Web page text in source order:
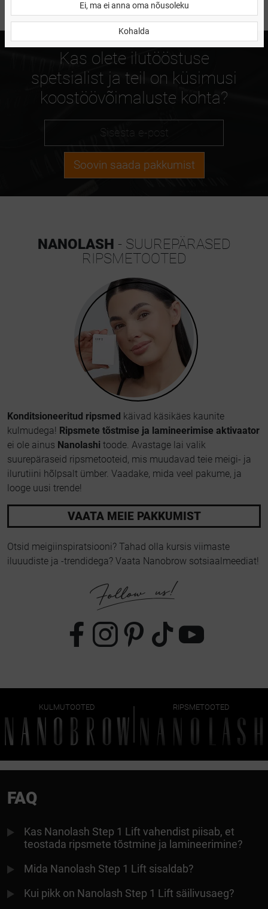
Kas olete ilutööstuse
spetsialist ja teil on küsimusi
koostöövõimaluste kohta?
Soovin saada pakkumist
NANOLASH - SUUREPÄRASED
RIPSMETOOTED
Konditsioneeritud ripsmed käivad käsikäes kaunite
kulmudega! Ripsmete tõstmise ja lamineerimise aktivaator
ei ole ainus Nanolashi toode. Avastage lai valik
suurepäraseid ripsmetooteid, mis muudavad teie meigi- ja
ilurutiini hõlpsalt ümber. Vaadake, mida veel pakume, ja
looge uusi trende!
VAATA MEIE PAKKUMIST
Otsid meigiinspiratsiooni? Tahad olla kursis viimaste
iluuudiste ja -trendidega? Vaata Nanobrow sotsiaalmeediat!
KULMUTOOTED RIPSMETOOTED
FAQ
Kas Nanolash Step 1 Lift vahendist piisab, et
teostada ripsmete tõstmine ja lamineerimine?
Mida Nanolash Step 1 Lift sisaldab?
Kui pikk on Nanolash Step 1 Lift säilivusaeg?
Ei, ma ei anna oma nõusoleku
Kohalda